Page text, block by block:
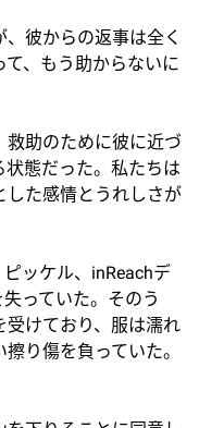
彼からの返事は全く
、もう助からないに
助のために彼に近づ
態だった。私たちは
した感情とうれしさが
ッケル、inReachデ
っていた。そのう
受けており、服は濡れ
り傷を負っていた。